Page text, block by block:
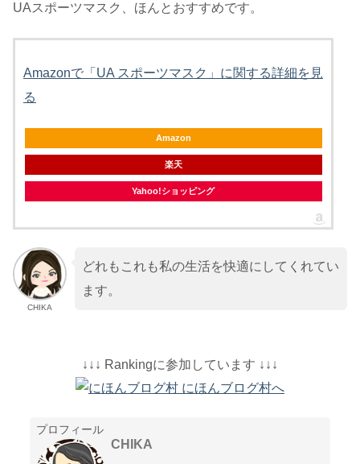
UAスポーツマスク、ほんとおすすめです。
Amazonで「UA スポーツマスク」に関する詳細を見
る
Amazon
楽天
Yahoo!ショッピング
CHIKA
どれもこれも私の生活を快適にしてくれてい
ます。
↓↓↓ Rankingに参加しています ↓↓↓
プロフィール
CHIKA